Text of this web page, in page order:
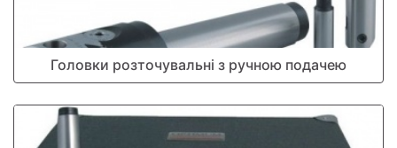
Головки розточувальні з ручною подачею